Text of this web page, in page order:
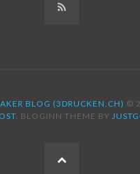
RSS
BLOG (3DRUCKEN.CH) ©
. BLOGINN THEME BY